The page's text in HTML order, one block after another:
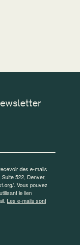
des e-mails
522, Denver,
. Vous pouvez
le lien
Les e-mails sont